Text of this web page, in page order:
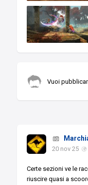
Vuoi
20 nov 25
Certe sezioni ve le
riuscire quasi a